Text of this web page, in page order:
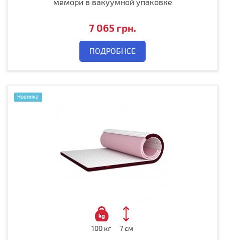
мемори в вакуумной упаковке
7 065 грн.
ПОДРОБНЕЕ
Новинка
100 кг 7 см